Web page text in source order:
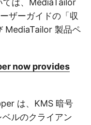
ては、MediaTailor
ザーガイドの「収
MediaTailor 製品ペ
now provides
は、KMS 暗号
ルのクライアン